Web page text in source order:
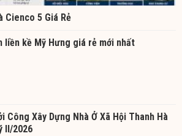
Cienco 5 Giá Rẻ
liền kề Mỹ Hưng giá rẻ mới nhất
Công Xây Dựng Nhà Ở Xã Hội Thanh Hà
II/2026